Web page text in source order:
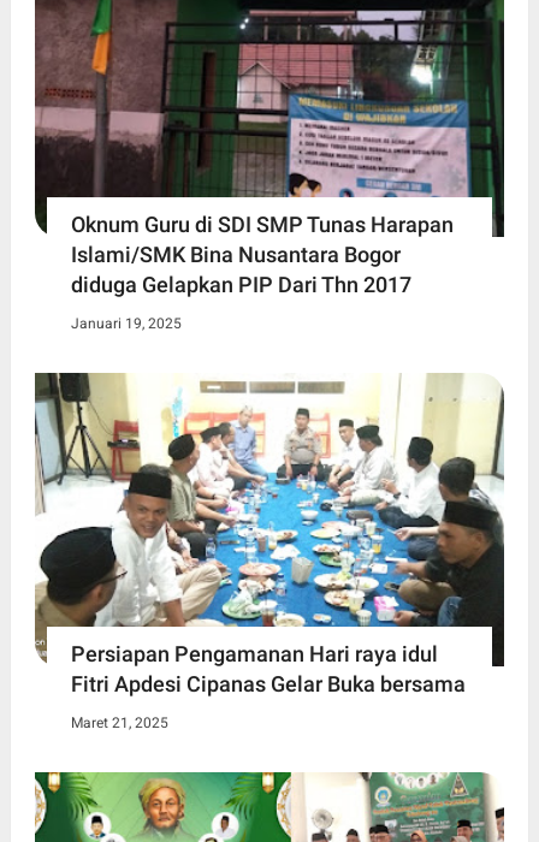
Oknum Guru di SDI SMP Tunas Harapan
Islami/SMK Bina Nusantara Bogor
diduga Gelapkan PIP Dari Thn 2017
Januari 19, 2025
Persiapan Pengamanan Hari raya idul
Fitri Apdesi Cipanas Gelar Buka bersama
Maret 21, 2025